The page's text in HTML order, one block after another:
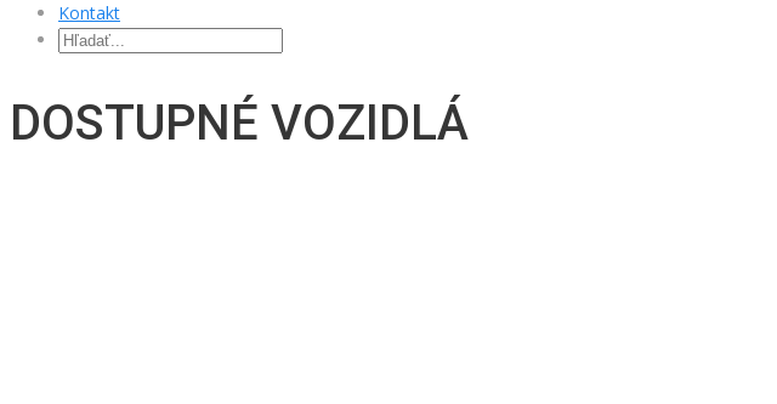
Kontakt
DOSTUPNÉ VOZIDLÁ